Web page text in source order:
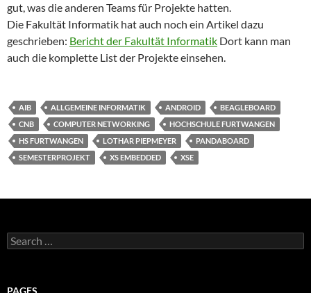
gut, was die anderen Teams für Projekte hatten.
Die Fakultät Informatik hat auch noch ein Artikel dazu
geschrieben: Bericht der Fakultät Informatik Dort kann man
auch die komplette List der Projekte einsehen.
AIB ALLGEMEINE INFORMATIK ANDROID
BEAGLEBOARD
CNB
COMPUTER NETWORKING
HOCHSCHULE FURTWANGEN
HS FURTWANGEN
LOTHAR PIEPMEYER
PANDABOARD
SEMESTERPROJEKT
XS EMBEDDED XSE
Search
for:
PAGES